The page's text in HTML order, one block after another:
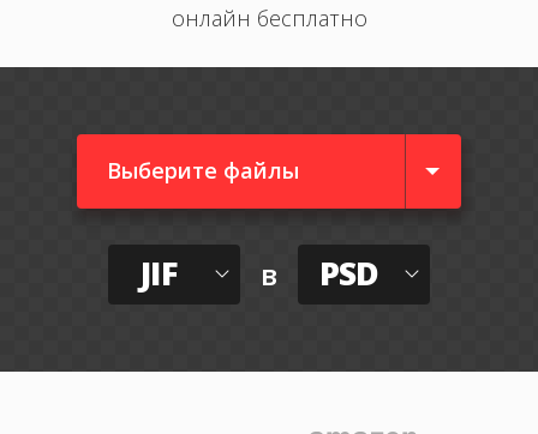
онлайн бесплатно
Выберите файлы
JIF в PSD